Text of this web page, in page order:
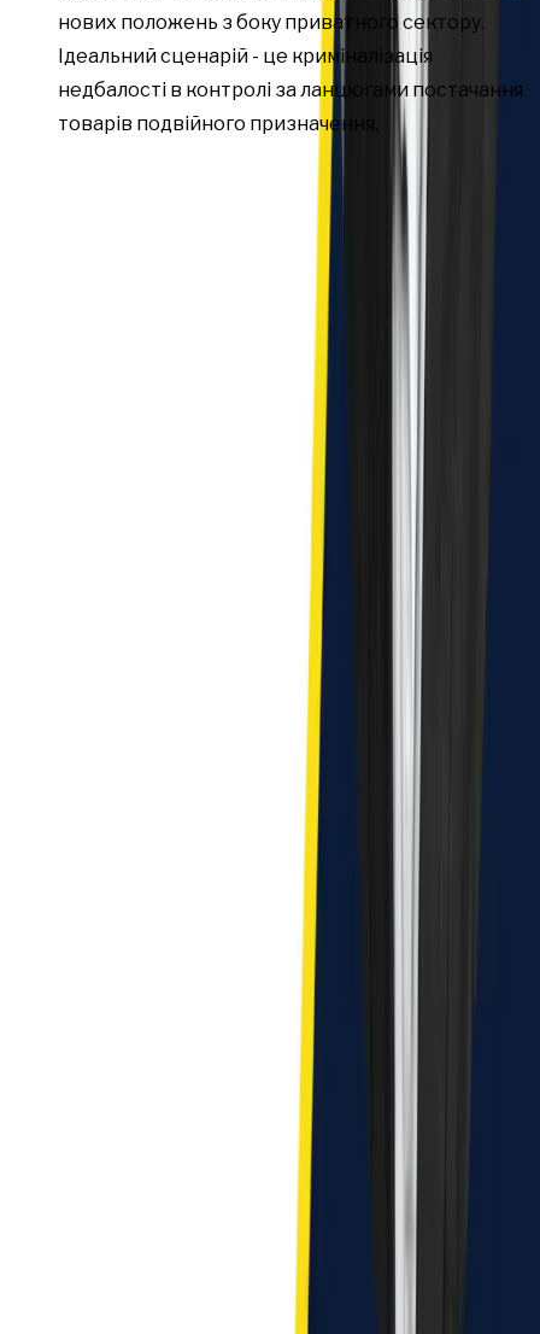
нових положень з боку приватного сектору.
Ідеальний сценарій - це криміналізація
недбалості в контролі за ланцюгами постачання
товарів подвійного призначення.